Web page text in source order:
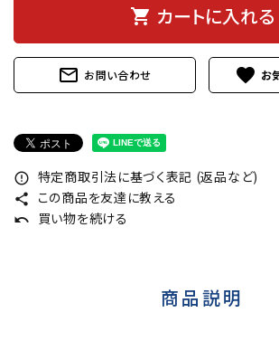
shopping_cart カートに入れる
mail_outline お問い合わせ favorite
error_outline 特定商取引法に基づく表記 (返品など)
share この商品を友達に教える
undo 買い物を続ける
商品説明